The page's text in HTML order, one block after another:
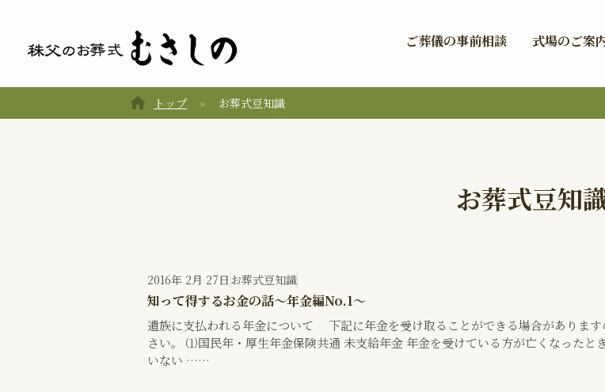
ご葬儀の事前相談 式場のご案
home トップ お葬式豆知識
お葬式豆知
2016年 2月 27日 お葬式豆知識
知って得するお金の話～年金編No.1～
遺族に支払われる年金について 下記に年金を受け取ることができる場合があります
さい。 ⑴国民年・厚生年金保険共通 未支給年金 年金を受けている方が亡くなったと
いない ……